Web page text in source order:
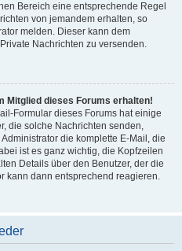
Bereich eine entsprechende Regel
von jemandem erhalten, so
melden. Dieser kann dem
Nachrichten zu versenden.
Mitglied dieses Forums erhalten!
Formular dieses Forums hat einige
die solche Nachrichten senden,
die komplette E-Mail, die
ist es ganz wichtig, die Kopfzeilen
Details über den Benutzer, der die
kann dann entsprechend reagieren.